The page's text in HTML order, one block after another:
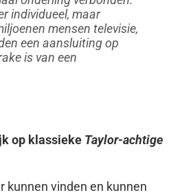
individueel, maar
mensen televisie,
een aansluiting op
is van een
op klassieke Taylor-achtige
kunnen vinden en kunnen